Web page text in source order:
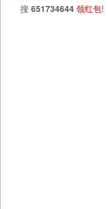
搜 651734644 领红包!